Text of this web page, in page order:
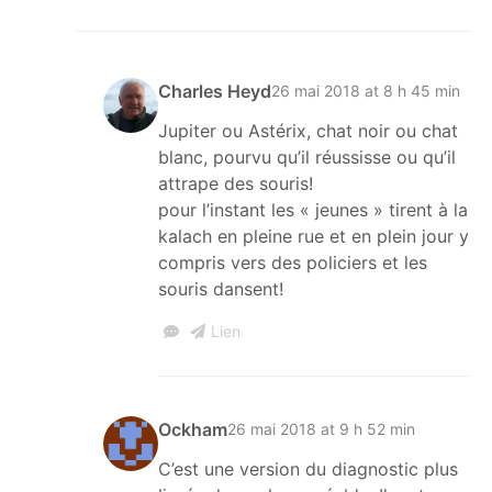
Charles Heyd26 mai 2018 at 8 h 45 min
Jupiter ou Astérix, chat noir ou chat
blanc, pourvu qu’il réussisse ou qu’il
attrape des souris!
pour l’instant les « jeunes » tirent à la
kalach en pleine rue et en plein jour y
compris vers des policiers et les
souris dansent!
Lien
Ockham26 mai 2018 at 9 h 52 min
C’est une version du diagnostic plus